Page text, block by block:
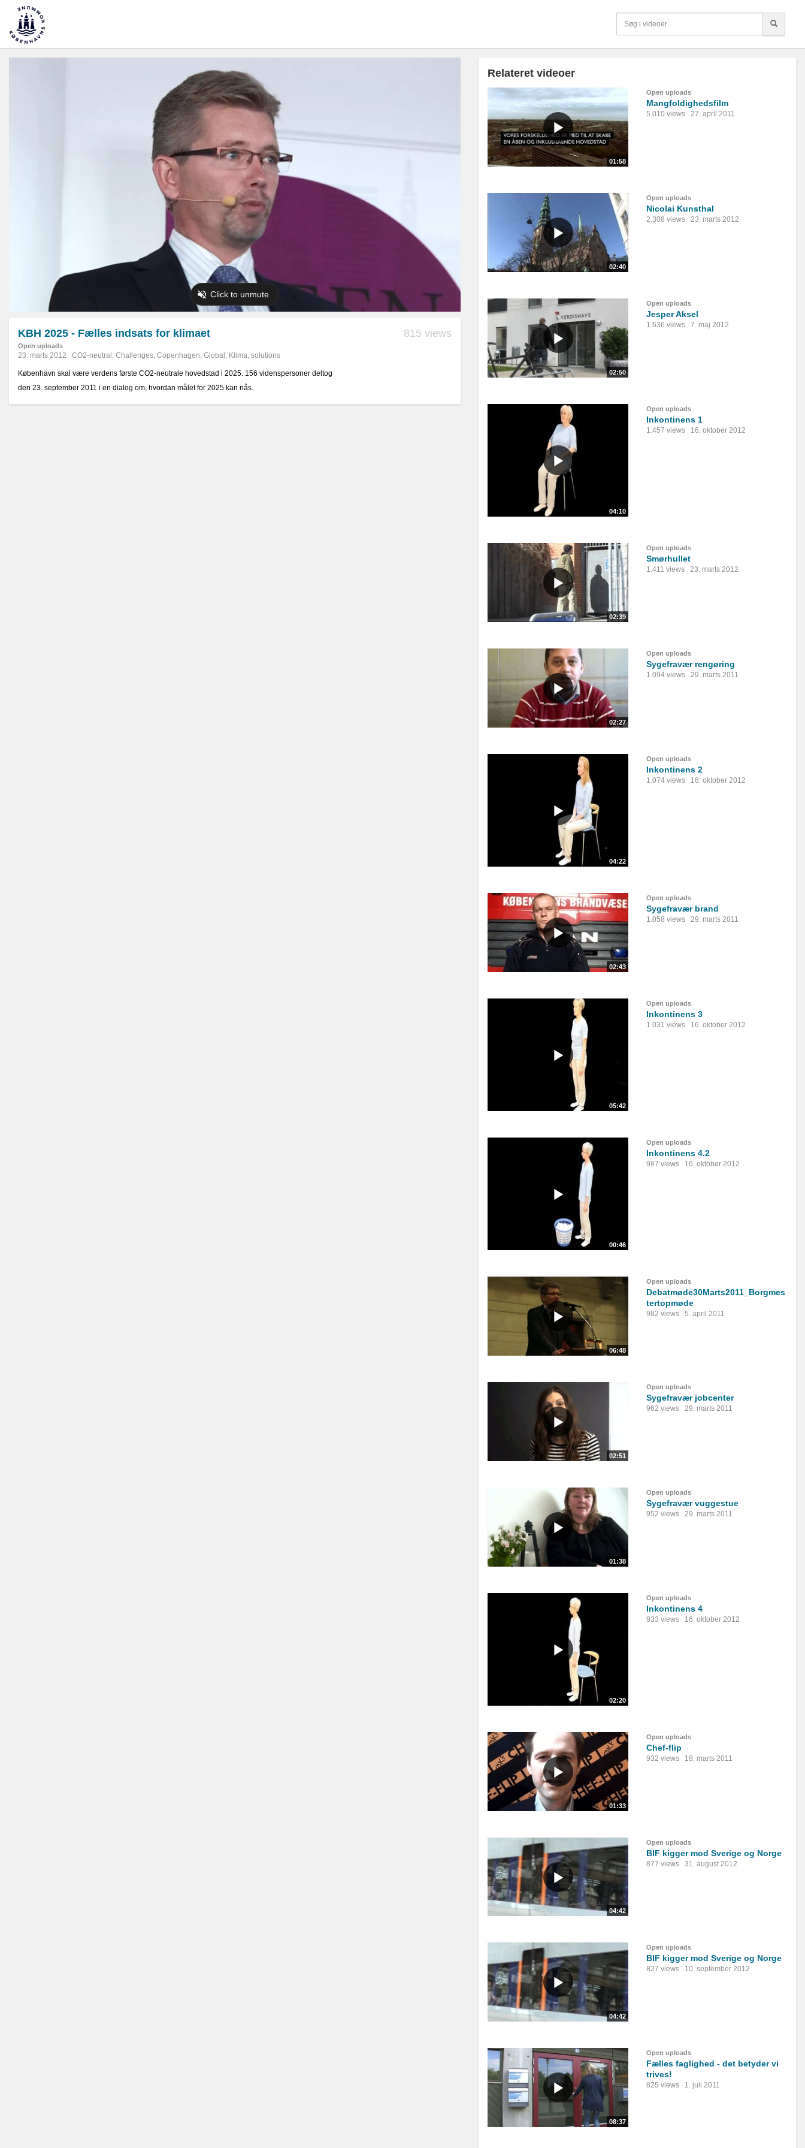
KBH 2025 - Fælles indsats for klimaet
Open uploads
815 views
23. marts 2012 CO2-neutral , Challenges, Copenhagen, Global , Klima, solutions
København skal være verdens første CO2-neutrale hovedstad i 2025. 156 videnspersoner deltog
den 23. september 2011 i en dialog om, hvordan målet for 2025 kan nås.
Relateret videoer
01:58
Open uploads
Mangfoldighedsfilm
5.010 views 27. april 2011
02:40
Open uploads
Nicolai Kunsthal
2.308 views 23. marts 2012
02:50
Open uploads
Jesper Aksel
1.636 views 7. maj 2012
04:10
Open uploads
Inkontinens 1
1.457 views 16. oktober 2012
02:39
Open uploads
Smørhullet
1.411 views 23. marts 2012
02:27
Open uploads
Sygefravær rengøring
1.094 views 29. marts 2011
04:22
Open uploads
Inkontinens 2
1.074 views 16. oktober 2012
02:43
Open uploads
Sygefravær brand
1.058 views 29. marts 2011
05:42
Open uploads
Inkontinens 3
1.031 views 16. oktober 2012
00:46
Open uploads
Inkontinens 4.2
987 views 16. oktober 2012
06:48
Open uploads
Debatmøde30Marts2011_Borgmes
tertopmøde
982 views 5. april 2011
02:51
Open uploads
Sygefravær jobcenter
962 views 29. marts 2011
01:38
Open uploads
Sygefravær vuggestue
952 views 29. marts 2011
02:20
Open uploads
Inkontinens 4
933 views 16. oktober 2012
01:33
Open uploads
Chef-flip
932 views 18. marts 2011
04:42
Open uploads
BIF kigger mod Sverige og Norge
877 views 31. august 2012
04:42
Open uploads
BIF kigger mod Sverige og Norge
827 views 10. september 2012
08:37
Open uploads
Fælles faglighed - det betyder vi
trives!
825 views 1. juli 2011